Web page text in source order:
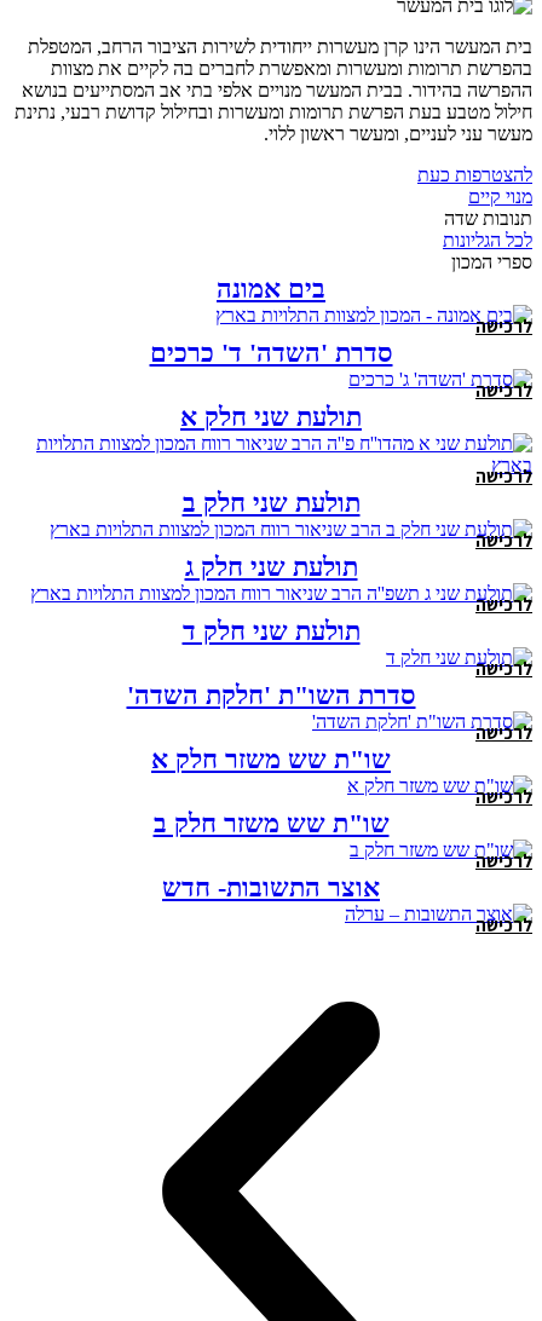
בית המעשר הינו קרן מעשרות ייחודית לשירות הציבור הרחב, המטפלת
בהפרשת תרומות ומעשרות ומאפשרת לחברים בה לקיים את מצוות
ההפרשה בהידור. בבית המעשר מנויים אלפי בתי אב המסתייעים בנושא
חילול מטבע בעת הפרשת תרומות ומעשרות ובחילול קדושת רבעי, נתינת
מעשר עני לעניים, ומעשר ראשון ללוי.
להצטרפות כעת
מנוי קיים
תנובות שדה
לכל הגליונות
ספרי המכון
בים אמונה
לרכישה
סדרת 'השדה' ד' כרכים
לרכישה
תולעת שני חלק א
לרכישה
תולעת שני חלק ב
לרכישה
תולעת שני חלק ג
לרכישה
תולעת שני חלק ד
לרכישה
סדרת השו"ת 'חלקת השדה'
לרכישה
שו"ת שש משזר חלק א
לרכישה
שו"ת שש משזר חלק ב
לרכישה
אוצר התשובות- חדש
לרכישה